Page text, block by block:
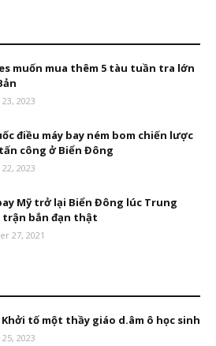
muốn mua thêm 5 tàu tuần tra lớn
2023
điều máy bay ném bom chiến lược
công ở Biển Đông
2023
Mỹ trở lại Biển Đông lúc Trung
trận bắn đạn thật
27, 2021
Khởi tố một thầy giáo d.âm ô học sinh
2023